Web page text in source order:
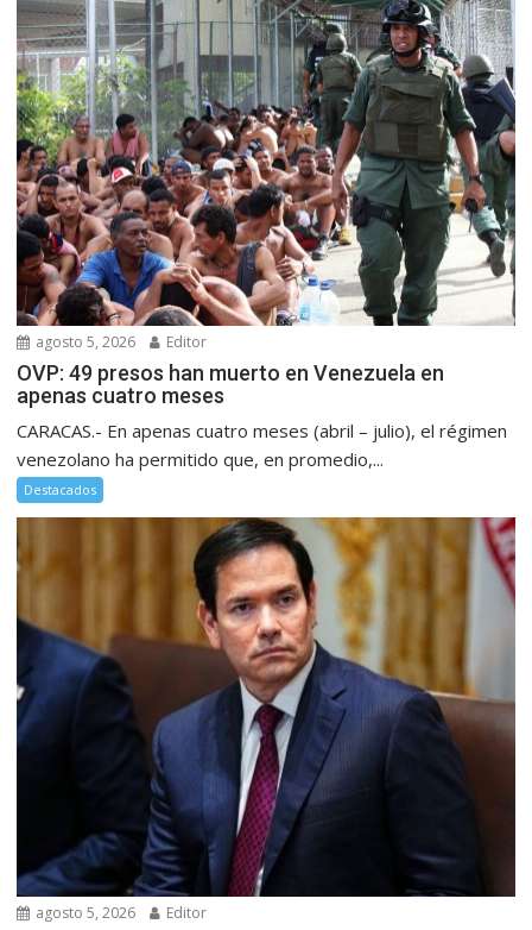
agosto 5, 2026 Editor
OVP: 49 presos han muerto en Venezuela en
apenas cuatro meses
CARACAS.- En apenas cuatro meses (abril – julio), el régimen
venezolano ha permitido que, en promedio,...
Destacados
agosto 5, 2026 Editor